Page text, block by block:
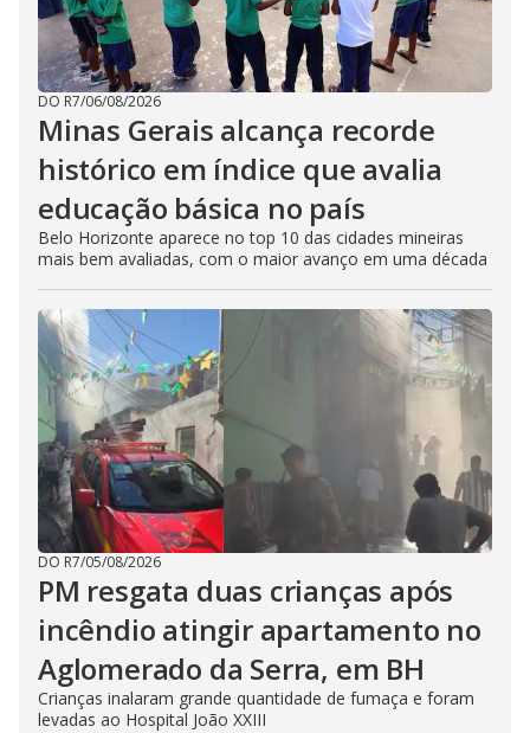
DO R7/06/08/2026
Minas Gerais alcança recorde
histórico em índice que avalia
educação básica no país
Belo Horizonte aparece no top 10 das cidades mineiras
mais bem avaliadas, com o maior avanço em uma década
DO R7/05/08/2026
PM resgata duas crianças após
incêndio atingir apartamento no
Aglomerado da Serra, em BH
Crianças inalaram grande quantidade de fumaça e foram
levadas ao Hospital João XXIII